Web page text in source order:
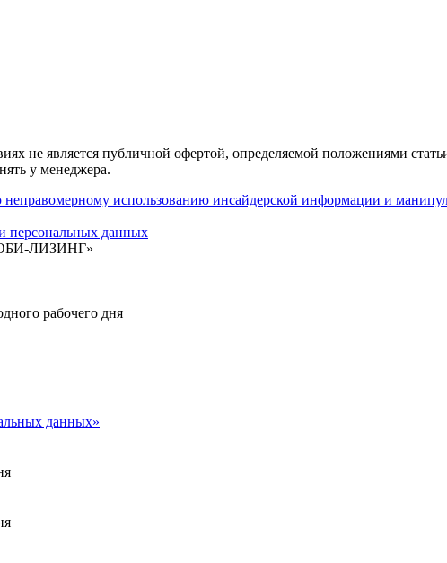
не является публичной офертой, определяемой положениями
у менеджера.
использованию инсайдерской информации и
данных
ЛИЗИНГ»
рабочего дня
данных»